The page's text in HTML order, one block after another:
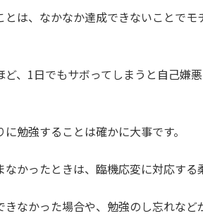
は、なかなか達成できないことで
ど、1日でもサボってしまうと自己嫌
勉強することは確かに大事です。
かったときは、臨機応変に対応する
なかった場合や、勉強のし忘れな